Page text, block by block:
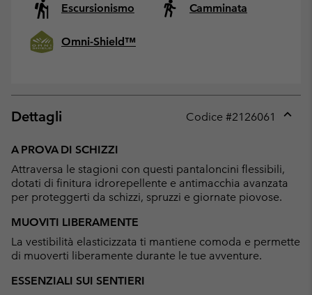
Escursionismo Camminata
Omni-Shield™
Dettagli Codice #2126061
A PROVA DI SCHIZZI
Attraversa le stagioni con questi pantaloncini flessibili,
dotati di finitura idrorepellente e antimacchia avanzata
per proteggerti da schizzi, spruzzi e giornate piovose.
MUOVITI LIBERAMENTE
La vestibilità elasticizzata ti mantiene comoda e permette
di muoverti liberamente durante le tue avventure.
ESSENZIALI SUI SENTIERI